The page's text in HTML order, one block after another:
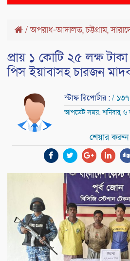
/অপরাধ-আদালত,চট্টগ্রাম,
প্রায় ১ কোটি ২৫ লক্ষ
পিস ইয়াবাসহ চারজন
স্টাফ রিপোর্টার :/ ১৩৭
আপডেট সময়: শনিবার,
শেয়ার করুন